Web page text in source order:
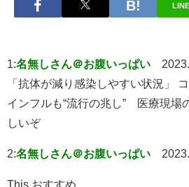
LINE
1:名無しさん＠お腹いっぱい
「抗体が減り感染しやすい状況」
インフルも“流行の兆し” 医療現場
しいぞ
2:名無しさん＠お腹いっぱい
This おすすめ